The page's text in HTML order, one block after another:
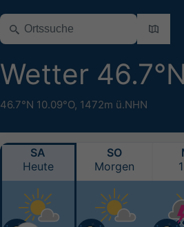
Wetter
46.7°N 10.09°O, 1472m ü.NHN
SA
Heute
SO
Morgen